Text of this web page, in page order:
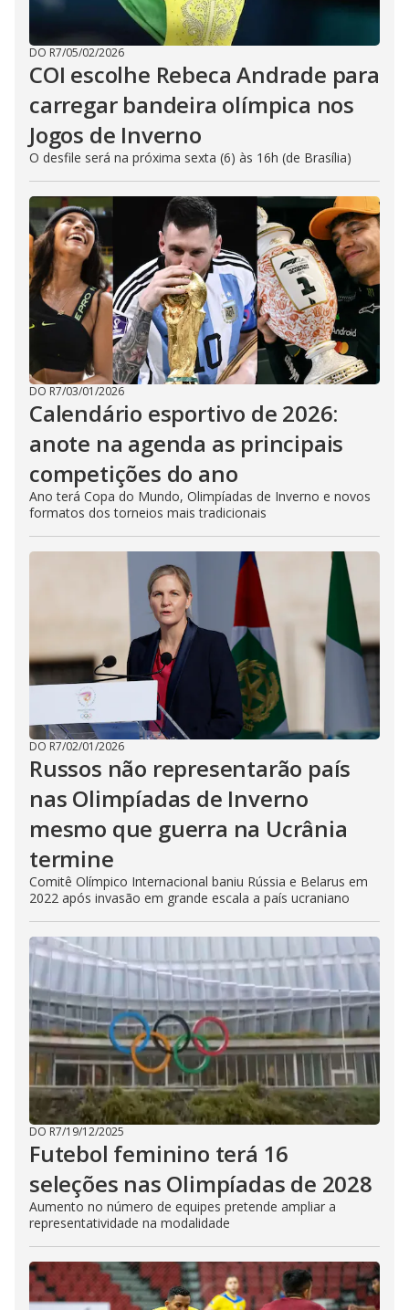
DO R7/05/02/2026
COI escolhe Rebeca Andrade para
carregar bandeira olímpica nos
Jogos de Inverno
O desfile será na próxima sexta (6) às 16h (de Brasília)
DO R7/03/01/2026
Calendário esportivo de 2026:
anote na agenda as principais
competições do ano
Ano terá Copa do Mundo, Olimpíadas de Inverno e novos
formatos dos torneios mais tradicionais
DO R7/02/01/2026
Russos não representarão país
nas Olimpíadas de Inverno
mesmo que guerra na Ucrânia
termine
Comitê Olímpico Internacional baniu Rússia e Belarus em
2022 após invasão em grande escala a país ucraniano
DO R7/19/12/2025
Futebol feminino terá 16
seleções nas Olimpíadas de 2028
Aumento no número de equipes pretende ampliar a
representatividade na modalidade